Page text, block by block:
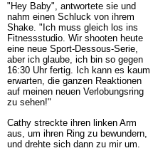
"Hey Baby", antwortete sie und
nahm einen Schluck von ihrem
Shake. "Ich muss gleich los ins
Fitnessstudio. Wir shooten heute
eine neue Sport-Dessous-Serie,
aber ich glaube, ich bin so gegen
16:30 Uhr fertig. Ich kann es kaum
erwarten, die ganzen Reaktionen
auf meinen neuen Verlobungsring
zu sehen!"
Cathy streckte ihren linken Arm
aus, um ihren Ring zu bewundern,
und drehte sich dann zu mir um.